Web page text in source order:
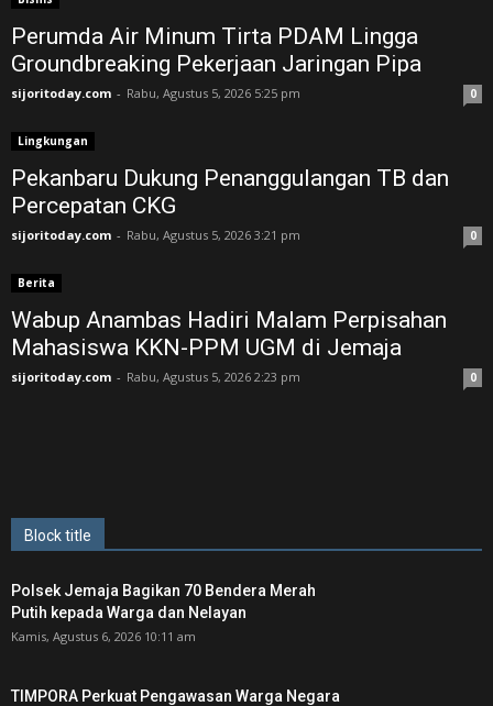
Perumda Air Minum Tirta PDAM Lingga
Groundbreaking Pekerjaan Jaringan Pipa
sijoritoday.com - Rabu, Agustus 5, 2026 5:25 pm 0
Lingkungan
Pekanbaru Dukung Penanggulangan TB dan
Percepatan CKG
sijoritoday.com - Rabu, Agustus 5, 2026 3:21 pm 0
Berita
Wabup Anambas Hadiri Malam Perpisahan
Mahasiswa KKN-PPM UGM di Jemaja ‎
sijoritoday.com - Rabu, Agustus 5, 2026 2:23 pm 0
Block title
Polsek Jemaja Bagikan 70 Bendera Merah
Putih kepada Warga dan Nelayan
Kamis, Agustus 6, 2026 10:11 am
TIMPORA Perkuat Pengawasan Warga Negara